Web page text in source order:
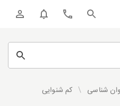
شناسی / کم شنوایی